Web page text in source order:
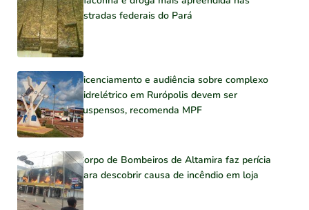
estradas federais do Pará
Licenciamento e audiência sobre complexo
hidrelétrico em Rurópolis devem ser
suspensos, recomenda MPF
Corpo de Bombeiros de Altamira faz perícia
para descobrir causa de incêndio em loja